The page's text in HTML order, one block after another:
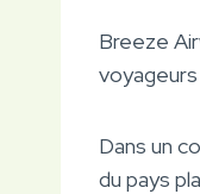
Breeze
Dans un
du pays